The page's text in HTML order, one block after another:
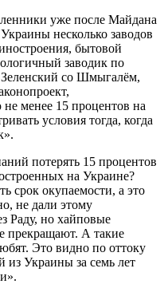
уже после Майдана
несколько заводов
бытовой
заводик по
со Шмыгалём,
менее 15 процентов на
условия тогда, когда
потерять 15 процентов
на Украине?
срок окупаемости, а это
не дали этому
Раду, но хайповые
прекращают. А такие
Это видно по оттоку
Украины за семь лет